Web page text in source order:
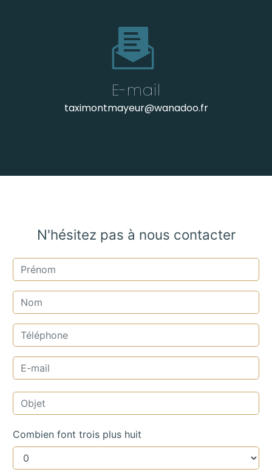
E-mail
taximontmayeur@wanadoo.fr
N'hésitez pas à nous contacter
Combien font trois plus huit